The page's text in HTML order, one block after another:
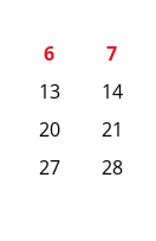
6 7
13 14
20 21
27 28